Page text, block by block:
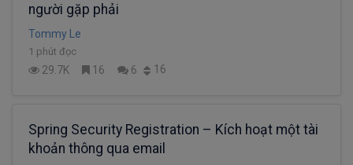
người gặp phải
Tommy Le
1 phút đọc
29.7K 16 6 16
Spring Security Registration – Kích hoạt một tài
khoản thông qua email